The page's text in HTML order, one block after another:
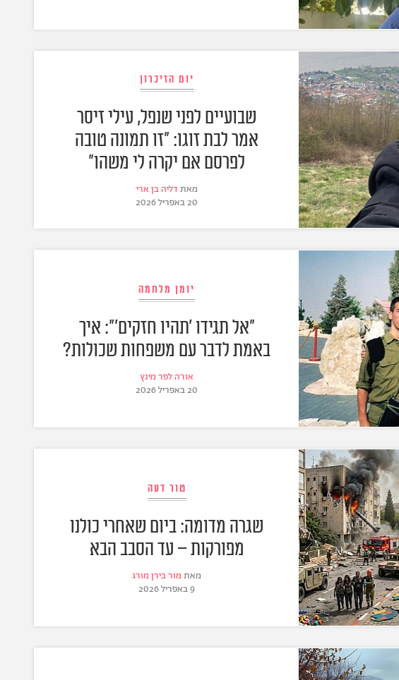
יום הזיכרון
שבועיים לפני שנפל, עילי זיסר
אמר לבת זוגו: "זו תמונה טובה
לפרסם אם יקרה לי משהו"
מאת דליה בן ארי
20 באפריל 2026
יומן מלחמה
"אל תגידו 'תהיו חזקים'": איך
באמת לדבר עם משפחות שכולות?
אורה לפר מינץ
20 באפריל 2026
טור דעה
שגרה מדומה: ביום שאחרי כולנו
מפורקות – עד הסבב הבא
מאת מור בירן מורג
9 באפריל 2026